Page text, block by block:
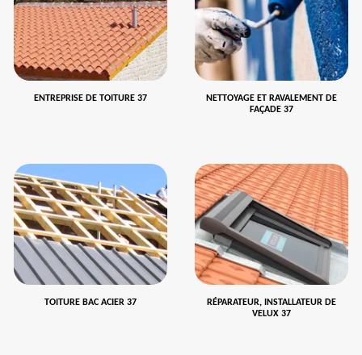
ENTREPRISE DE TOITURE 37
NETTOYAGE ET RAVALEMENT DE
FAÇADE 37
TOITURE BAC ACIER 37
RÉPARATEUR, INSTALLATEUR DE
VELUX 37